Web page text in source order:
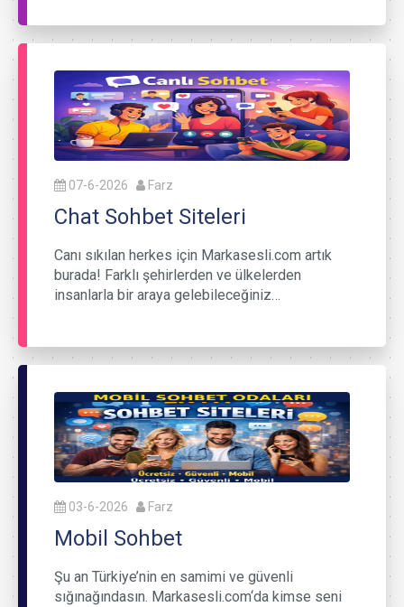
07-6-2026 Farz
Chat Sohbet Siteleri
Canı sıkılan herkes için Markasesli.com artık
burada! Farklı şehirlerden ve ülkelerden
insanlarla bir araya gelebileceğiniz…
03-6-2026 Farz
Mobil Sohbet
Şu an Türkiye’nin en samimi ve güvenli
sığınağındasın. Markasesli.com‘da kimse seni